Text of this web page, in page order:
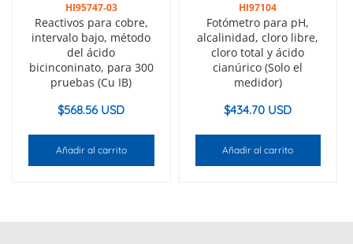
HI95747-03
Reactivos para cobre,
intervalo bajo, método
del ácido
bicinconinato, para 300
pruebas (Cu IB)
$568.56 USD
Añadir al carrito
HI97104
Fotómetro para pH,
alcalinidad, cloro libre,
cloro total y ácido
cianúrico (Solo el
medidor)
$434.70 USD
Añadir al carrito